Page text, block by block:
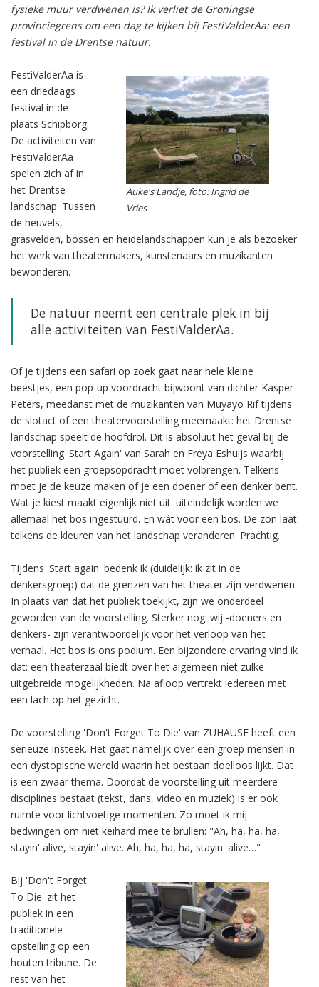
fysieke muur verdwenen is? Ik verliet de Groningse
provinciegrens om een dag te kijken bij FestiValderAa: een
festival in de Drentse natuur.
Auke's Landje, foto: Ingrid de
Vries
FestiValderAa is
een driedaags
festival in de
plaats Schipborg.
De activiteiten van
FestiValderAa
spelen zich af in
het Drentse
landschap. Tussen
de heuvels,
grasvelden, bossen en heidelandschappen kun je als bezoeker
het werk van theatermakers, kunstenaars en muzikanten
bewonderen.
De natuur neemt een centrale plek in bij
alle activiteiten van FestiValderAa.
Of je tijdens een safari op zoek gaat naar hele kleine
beestjes, een pop-up voordracht bijwoont van dichter Kasper
Peters, meedanst met de muzikanten van Muyayo Rif tijdens
de slotact of een theatervoorstelling meemaakt: het Drentse
landschap speelt de hoofdrol. Dit is absoluut het geval bij de
voorstelling 'Start Again' van Sarah en Freya Eshuijs waarbij
het publiek een groepsopdracht moet volbrengen. Telkens
moet je de keuze maken of je een doener of een denker bent.
Wat je kiest maakt eigenlijk niet uit: uiteindelijk worden we
allemaal het bos ingestuurd. En wát voor een bos. De zon laat
telkens de kleuren van het landschap veranderen. Prachtig.
Tijdens 'Start again' bedenk ik (duidelijk: ik zit in de
denkersgroep) dat de grenzen van het theater zijn verdwenen.
In plaats van dat het publiek toekijkt, zijn we onderdeel
geworden van de voorstelling. Sterker nog: wij -doeners en
denkers- zijn verantwoordelijk voor het verloop van het
verhaal. Het bos is ons podium. Een bijzondere ervaring vind ik
dat: een theaterzaal biedt over het algemeen niet zulke
uitgebreide mogelijkheden. Na afloop vertrekt iedereen met
een lach op het gezicht.
De voorstelling 'Don't Forget To Die' van ZUHAUSE heeft een
serieuze insteek. Het gaat namelijk over een groep mensen in
een dystopische wereld waarin het bestaan doelloos lijkt. Dat
is een zwaar thema. Doordat de voorstelling uit meerdere
disciplines bestaat (tekst, dans, video en muziek) is er ook
ruimte voor lichtvoetige momenten. Zo moet ik mij
bedwingen om niet keihard mee te brullen: "Ah, ha, ha, ha,
stayin' alive, stayin' alive. Ah, ha, ha, ha, stayin' alive…"
Bij 'Don't Forget
To Die' zit het
publiek in een
traditionele
opstelling op een
houten tribune. De
rest van het